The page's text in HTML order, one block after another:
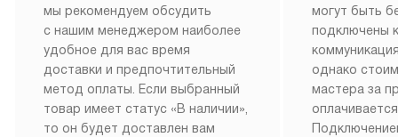
мы рекомендуем обсудить
с нашим менеджером наиболее
удобное для вас время
доставки и предпочтительный
метод оплаты. Если выбранный
товар имеет статус «В наличии»,
то он будет доставлен вам
могут быть
подключены
однако
мастера за